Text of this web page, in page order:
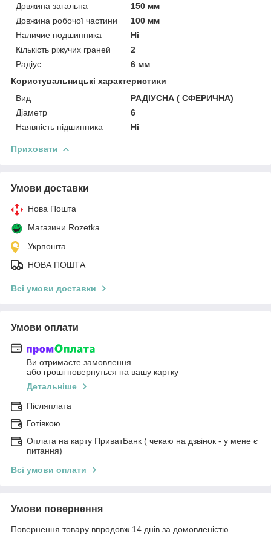
Довжина загальна
150 мм
Довжина робочої частини
100 мм
Наличие подшипника
Ні
Кількість ріжучих граней
2
Радіус
6 мм
Користувальницькі характеристики
Вид
РАДІУСНА ( СФЕРИЧНА)
Діаметр
6
Наявність підшипника
Ні
Приховати
Умови доставки
Нова Пошта
Магазини Rozetka
Укрпошта
НОВА ПОШТА
Всі умови доставки
Умови оплати
Ви отримаєте замовлення
або гроші повернуться на вашу картку
Детальніше
Післяплата
Готівкою
Оплата на карту ПриватБанк ( чекаю на дзвінок - у мене є
питання)
Всі умови оплати
Умови повернення
Повернення товару впродовж 14 днів за домовленістю